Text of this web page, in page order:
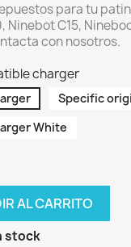
para tu
Ninebot C15,
con nosotros.
charger
Specific
White
AL CARRITO
stock